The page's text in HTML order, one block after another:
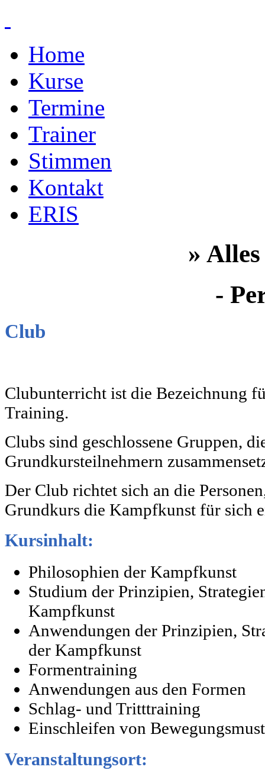
Home
Kurse
Termine
Trainer
Stimmen
Kontakt
ERIS
»
-
Club
Clubunterricht ist die Bezeichnung
Training.
Clubs sind geschlossene Gruppen,
Grundkursteilnehmern
Der Club richtet sich an die
Grundkurs die Kampfkunst für sich
Kursinhalt:
Philosophien der Kampfkunst
Studium der Prinzipien,
Kampfkunst
Anwendungen der Prinzipien,
der Kampfkunst
Formentraining
Anwendungen aus den Formen
Schlag- und Tritttraining
Einschleifen von
Veranstaltungsort: